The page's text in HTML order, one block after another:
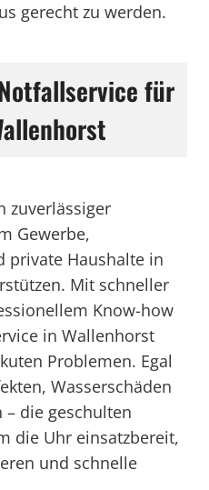
gerecht zu werden.
für
zuverlässiger
Gewerbe,
private Haushalte in
Mit schneller
Know-how
in Wallenhorst
Problemen. Egal
Wasserschäden
die geschulten
die Uhr einsatzbereit,
und schnelle